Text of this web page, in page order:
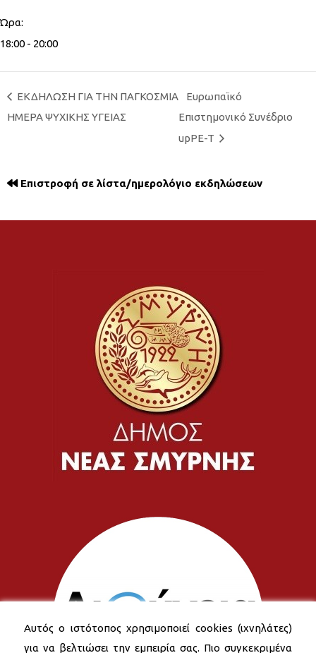
Ώρα:
18:00 - 20:00
ΕΚΔΗΛΩΣΗ ΓΙΑ ΤΗΝ ΠΑΓΚΟΣΜΙΑ
ΗΜΕΡΑ ΨΥΧΙΚΗΣ ΥΓΕΙΑΣ
Ευρωπαϊκό
Επιστημονικό Συνέδριο
upPE-T
Επιστροφή σε λίστα/ημερολόγιο εκδηλώσεων
Αυτός ο ιστότοπος χρησιμοποιεί cookies (ιχνηλάτες)
για να βελτιώσει την εμπειρία σας. Πιο συγκεκριμένα